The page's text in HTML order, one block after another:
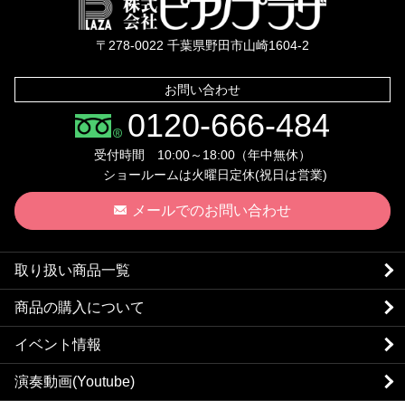
〒278-0022 千葉県野田市山崎1604-2
お問い合わせ
0120-666-484
受付時間 10:00～18:00（年中無休）
ショールームは火曜日定休(祝日は営業)
メールでのお問い合わせ
取り扱い商品一覧
商品の購入について
イベント情報
演奏動画(Youtube)